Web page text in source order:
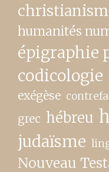
humanités
épigraphie
codicologie
exégèse
grec hébreu
judaïsme
Nouveau